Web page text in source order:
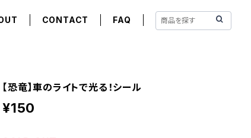
CONTACT FAQ
【恐竜】車のライトで光る！シール
¥150